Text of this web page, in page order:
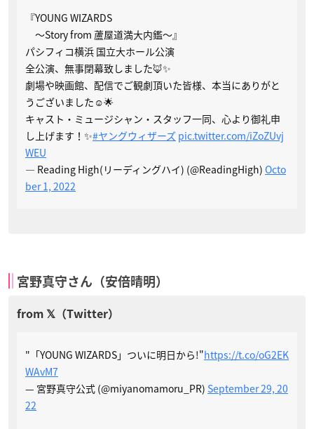
『YOUNG WIZARDS
〜Story from 蘆屋道満大内鑑〜』
パシフィコ横浜 国立大ホール公演
全公演、無事閉幕致しました🦊✨
劇場や映画館、配信でご観劇頂いた皆様、本当にありがと
うございました☺️🌟
キャスト・ミュージシャン・スタッフ一同、心より御礼申
し上げます！✨#ヤングウィザーズ pic.twitter.com/iZoZUvj
WEU
— Reading High(リーディングハイ) (@ReadingHigh) Octo
ber 1, 2022
宮野真守さん（安倍晴明）
"「YOUNG WIZARDS」ついに明日から!"https://t.co/oG2EK
WAvM7
— 宮野真守公式 (@miyanomamoru_PR) September 29, 20
22